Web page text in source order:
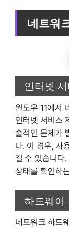
네트워
인터넷
윈도우 11에서
인터넷 서비스
술적인 문제가
다. 이 경우, 사
길 수 있습니다
상태를 확인하
하드웨어
네트워크 하드